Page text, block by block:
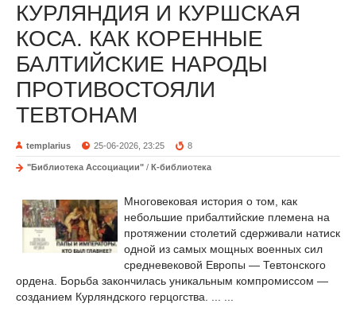
КУРЛЯНДИЯ И КУРШСКАЯ
КОСА. КАК КОРЕННЫЕ
БАЛТИЙСКИЕ НАРОДЫ
ПРОТИВОСТОЯЛИ
ТЕВТОНАМ
templarius 25-06-2026, 23:25 8
"Библиотека Ассоциации" / К-библиотека
Многовековая история о том, как
небольшие прибалтийские племена на
протяжении столетий сдерживали натиск
одной из самых мощных военных сил
средневековой Европы — Тевтонского
ордена. Борьба закончилась уникальным компромиссом —
созданием Курляндского герцогства. ... ...